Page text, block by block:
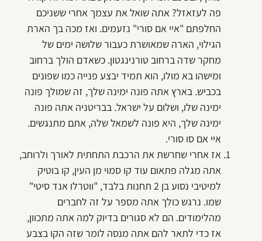
פה לעזאזל? אתה שואל את עצמך אחרי ששניכם
החלפתם "איי אם סורי" נזעמים. ואז מכה בך הארת
הגילוי, הארה שמאושרת כעבור שלושה ימים של
מחקר שדה ברחוב טורנינגטון. כשאדם הולך ברחוב
ומישהו בא מולו, הוא תמיד יבצע פנייה כמו שפונים
בכביש. בארץ אתה פונה ימינה שלך, זה שמולך פונה
ימינה שלו, ושלום על ישראל. בבריטניה אתה פונה
ימינה שלך, היא פונה לשמאל שלה, אתם מתנגשים.
איי אם סו סורי.
אז אחרי שחרשת את הרכבת התחתית לאורך ולרוחב,
אתה מגלה פתאום עוד קו סמוי מן העין, קו בוטיק
למיטיבי נסוע בן 2 תחנות בלבד, "ווטרלו אנד סיטי"
שמו. נרגש כולך אתה מספר על זה לחברים
מהלימודים. הם לא סגורים בדיוק למה אתה מתכוון,
אז כדי לתאר להם אתה מנסה לומר שזה הקו בצבע